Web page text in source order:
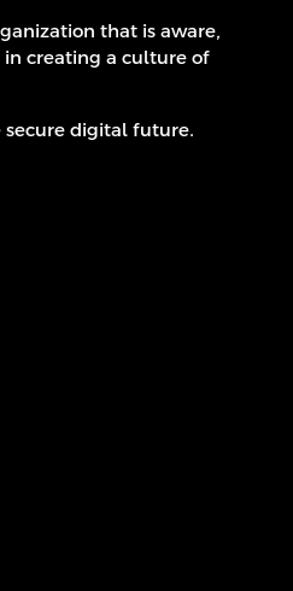
that is aware,
creating a culture of
secure digital future.